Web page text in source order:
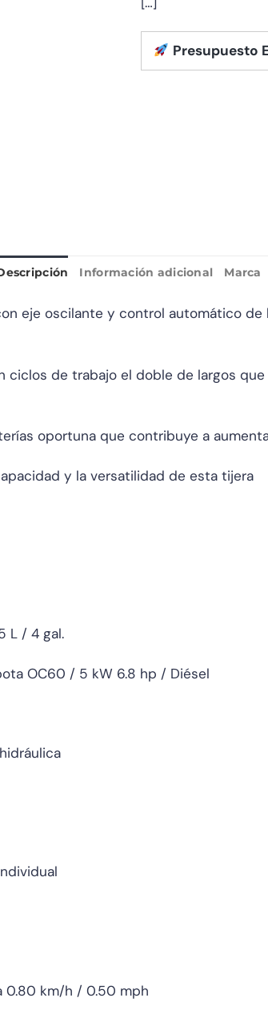
Presupuesto
Información adicional Marca
eje oscilante y control automático de
de trabajo el doble de largos
oportuna que contribuye a
y la versatilidad de esta tijera
L / 4 gal.
OC60 / 5 kW 6.8 hp / Diésel
0.80 km/h / 0.50 mph